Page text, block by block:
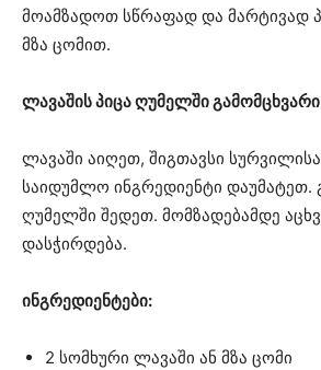
მოამზადოთ სწრაფად და მარტივად
მზა ცომით.
ლავაშის პიცა ღუმელში გამომცხვარი
ლავაში აიღეთ, შიგთავსი
საიდუმლო ინგრედიენტი დაუმატეთ.
ღუმელში შედეთ. მომზადებამდე
დასჭირდება.
ინგრედიენტები:
2 სომხური ლავაში ან მზა ცომი